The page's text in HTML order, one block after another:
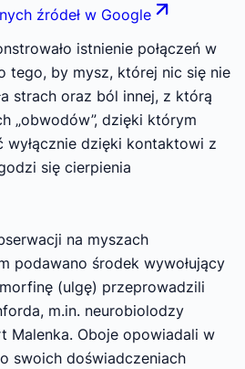
źródeł w Google
istnienie połączeń w
tego, by mysz, której nic się nie
strach oraz ból innej, z którą
„obwodów”, dzięki którym
wyłącznie dzięki kontaktowi z
się cierpienia
na myszach
podawano środek wywołujący
(ulgę) przeprowadzili
m.in. neurobiolodzy
Malenka. Oboje opowiadali w
swoich doświadczeniach